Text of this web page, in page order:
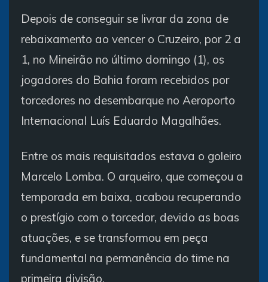
Depois de conseguir se livrar da zona de
rebaixamento ao vencer o Cruzeiro, por 2 a
1, no Mineirão no último domingo (1), os
jogadores do Bahia foram recebidos por
torcedores no desembarque no Aeroporto
Internacional Luís Eduardo Magalhães.
Entre os mais requisitados estava o goleiro
Marcelo Lomba. O arqueiro, que começou a
temporada em baixa, acabou recuperando
o prestígio com o torcedor, devido as boas
atuações, e se transformou em peça
fundamental na permanência do time na
primeira divisão.